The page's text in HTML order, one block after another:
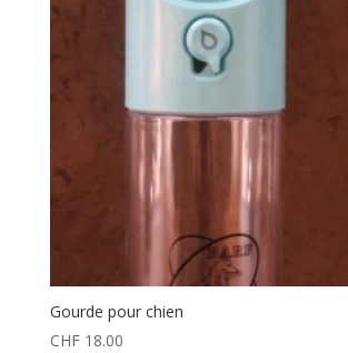
Gourde pour chien
CHF18.00